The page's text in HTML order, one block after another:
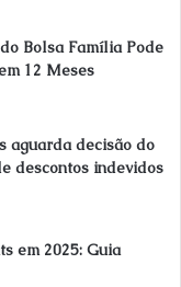
Bolsa Família Pode
12 Meses
aguarda decisão do
descontos indevidos
em 2025: Guia